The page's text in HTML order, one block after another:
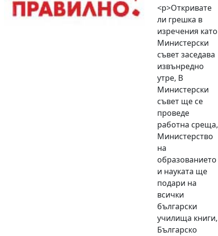
<p>Откривате
ли грешка в
изречения като
Министерски
съвет заседава
извънредно
утре, В
Министерски
съвет ще се
проведе
работна среща,
Министерство
на
образованието
и науката ще
подари на
всички
български
училища книги,
Българско